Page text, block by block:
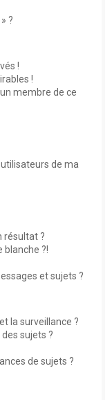
?
!
!
membre de ce
de ma
résultat ?
blanche ?!
et sujets ?
la surveillance ?
sujets ?
de sujets ?